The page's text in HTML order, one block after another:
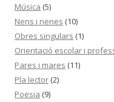
Música (5)
Nens i nenes (10)
Obres singulars (1)
Orientació escolar i
Pares i mares (11)
Pla lector (2)
Poesia (9)